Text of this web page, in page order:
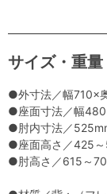
サイズ・重
●外寸法／幅710×
●座面寸法／幅
●肘内寸法／
●座面高さ／425
●肘高さ／615～